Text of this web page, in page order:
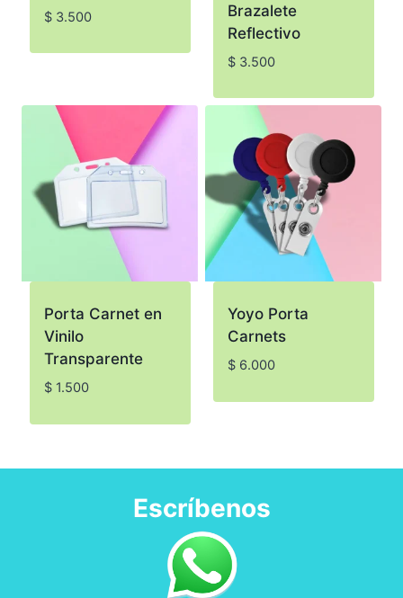
$3.500
Brazalete
Reflectivo
$3.500
Porta Carnet en
Vinilo
Transparente
$1.500
Yoyo Porta
Carnets
$6.000
Escríbenos